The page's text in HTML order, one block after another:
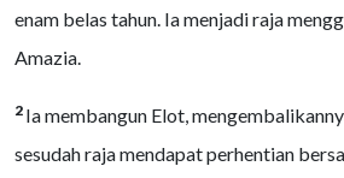
enam belas tahun. Ia menjadi raja
Amazia.
2 Ia membangun Elot,
sesudah raja mendapat perhentian